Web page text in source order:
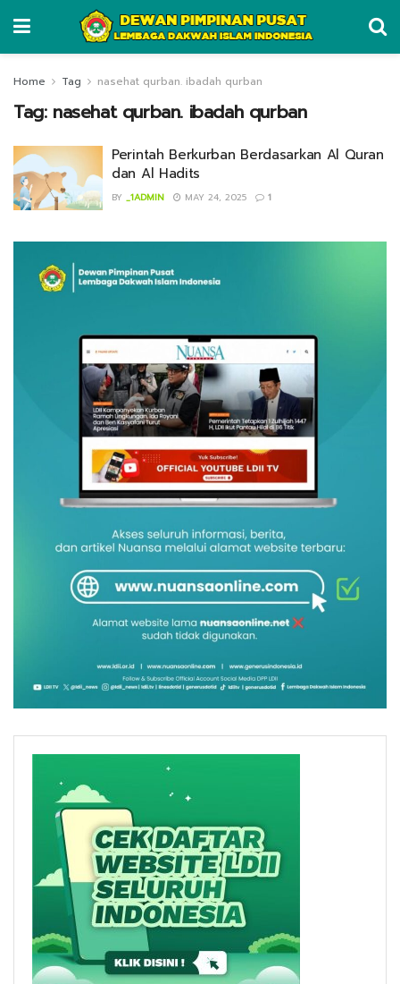
Home Tag nasehat qurban. ibadah qurban
Tag: nasehat qurban. ibadah qurban
Perintah Berkurban Berdasarkan Al Quran
dan Al Hadits
BY _1ADMIN MAY 24, 2025 1